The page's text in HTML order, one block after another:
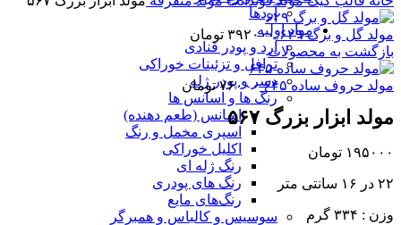
آردها
مواد اولیه
آرد و پودر قنادی
ترافل و تزئینات خوراکی
دسر و پودر ژله
رنگ ها و اسانس ها
اسانس (طعم دهنده)
اسپری مخمل و رنگ
اکلیل خوراکی
رنگ ژله ای
رنگ های پودری
رنگ‌های مایع
سوسیس و کالباس و همبرگر
مولد گل و برگ ۶۲۹ ۳۹۲۰۰۰ تومان
بازگشت به محصولات
مولد حروف ساده ۶۴۵ ۷۶۰۰۰ تومان
مولد ابزار بزرگ ۵۶۷
۱۹۵۰۰۰ تومان
۲۲ در ۱۶ سانتی متر
وزن : ۳۳۴ گرم